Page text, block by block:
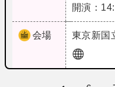
開演：
会場 東京新国